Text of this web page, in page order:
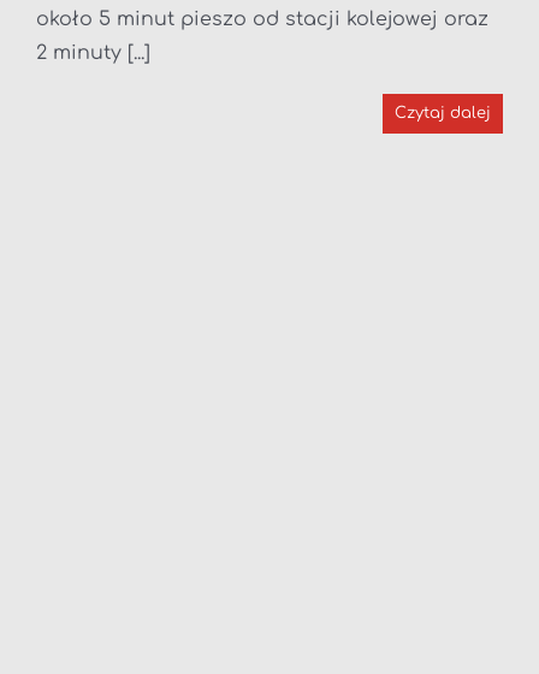
około 5 minut pieszo od stacji kolejowej oraz
2 minuty [...]
Czytaj dalej